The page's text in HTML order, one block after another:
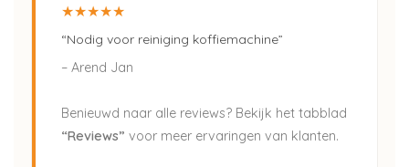
★★★★★
“Nodig voor reiniging koffiemachine”
– Arend Jan
Benieuwd naar alle reviews? Bekijk het tabblad
“Reviews” voor meer ervaringen van klanten.